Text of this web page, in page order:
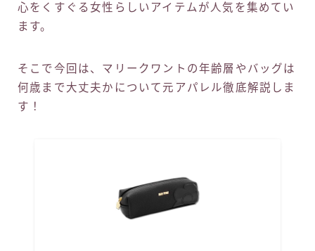
心をくすぐる女性らしいアイテムが人気を集めてい
ます。
そこで今回は、マリークワントの年齢層やバッグは
何歳まで大丈夫かについて元アパレル徹底解説しま
す！